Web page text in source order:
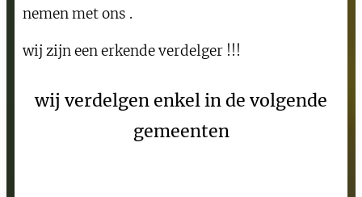
nemen met ons .
wij zijn een erkende verdelger !!!
wij verdelgen enkel in de volgende
gemeenten